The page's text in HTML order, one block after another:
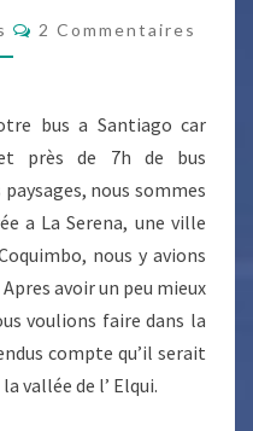
Commentaires
2 Commentaires
bus a Santiago car
près de 7h de bus
nous sommes
a La Serena, une ville
nous y avions
avoir un peu mieux
voulions faire dans la
compte qu’il serait
vallée de l’ Elqui.